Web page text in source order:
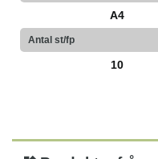
A4
Antal st/fp
10